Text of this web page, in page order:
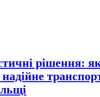
рішення:
надійне